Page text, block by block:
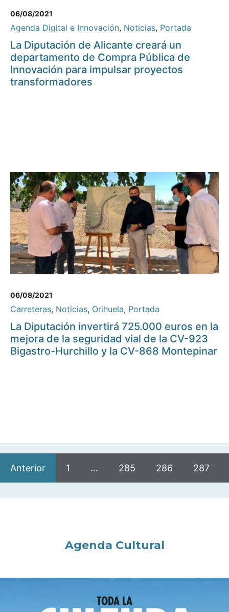
06/08/2021
Agenda Digital e Innovación, Noticias, Portada
La Diputación de Alicante creará un
departamento de Compra Pública de
Innovación para impulsar proyectos
transformadores
06/08/2021
Carreteras, Noticias, Orihuela, Portada
La Diputación invertirá 725.000 euros en la
mejora de la seguridad vial de la CV-923
Bigastro-Hurchillo y la CV-868 Montepinar
Anterior 1 … 285 286 287
Agenda Cultural